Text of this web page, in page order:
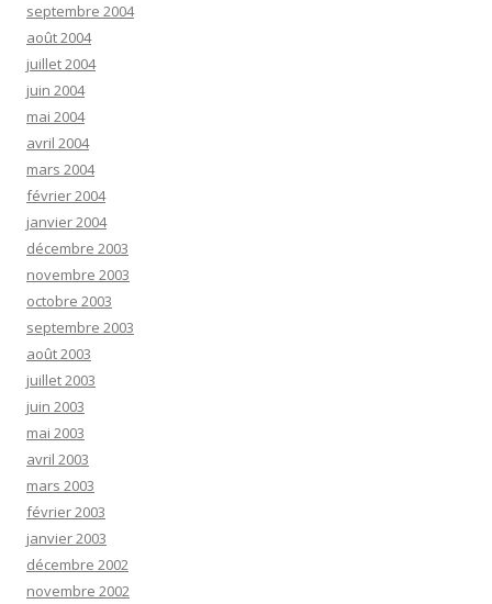
septembre 2004
août 2004
juillet 2004
juin 2004
mai 2004
avril 2004
mars 2004
février 2004
janvier 2004
décembre 2003
novembre 2003
octobre 2003
septembre 2003
août 2003
juillet 2003
juin 2003
mai 2003
avril 2003
mars 2003
février 2003
janvier 2003
décembre 2002
novembre 2002